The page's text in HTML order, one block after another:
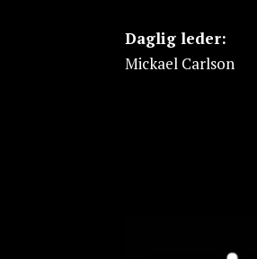
Daglig leder:
Mickael Carlson